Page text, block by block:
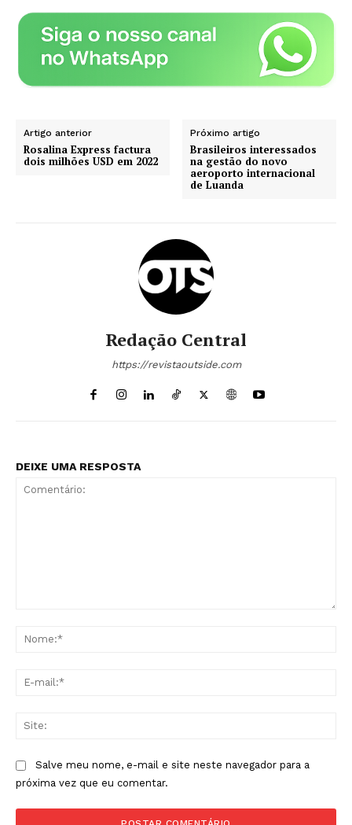
Artigo anterior
Rosalina Express factura
dois milhões USD em 2022
Próximo artigo
Brasileiros interessados
na gestão do novo
aeroporto internacional
de Luanda
Redação Central
https://revistaoutside.com
DEIXE UMA RESPOSTA
Salve meu nome, e-mail e site neste navegador para a
próxima vez que eu comentar.